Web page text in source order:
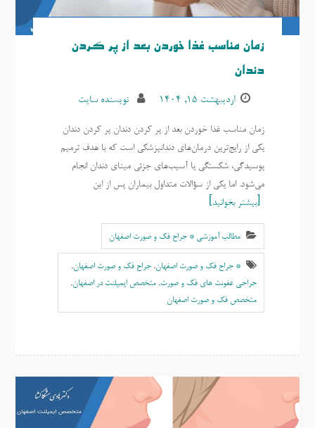
زمان مناسب غذا خوردن بعد از پر کردن
دندان
اردیبهشت ۱۵, ۱۴۰۴ نویسنده سایت
زمان مناسب غذا خوردن بعد از پر کردن دندان پر کردن دندان
یکی از رایج‌ترین درمان‌های دندانپزشکی است که با هدف ترمیم
پوسیدگی، شکستگی یا آسیب‌های جزئی مینای دندان انجام
می‌شود. اما یکی از سؤالات متداول بیماران پس از این
بیشتر بخوانید
مطالب آموزشی * جراح فک و صورت اصفهان
* جراح فک و صورت اصفهان, جراح فک و صورت اصفهان,
جراحی عفونت های فک و صورت, متخصص ایمپلنت در اصفهان,
متخصص فک و صورت اصفهان